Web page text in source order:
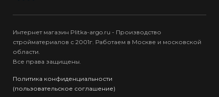
Интернет магазин Plitka-argo.ru - Производство
стройматериалов с 2001г. Работаем в Москве и московской
области.
Все права защищены.
Политика конфиденциальности
(пользовательское соглашение)